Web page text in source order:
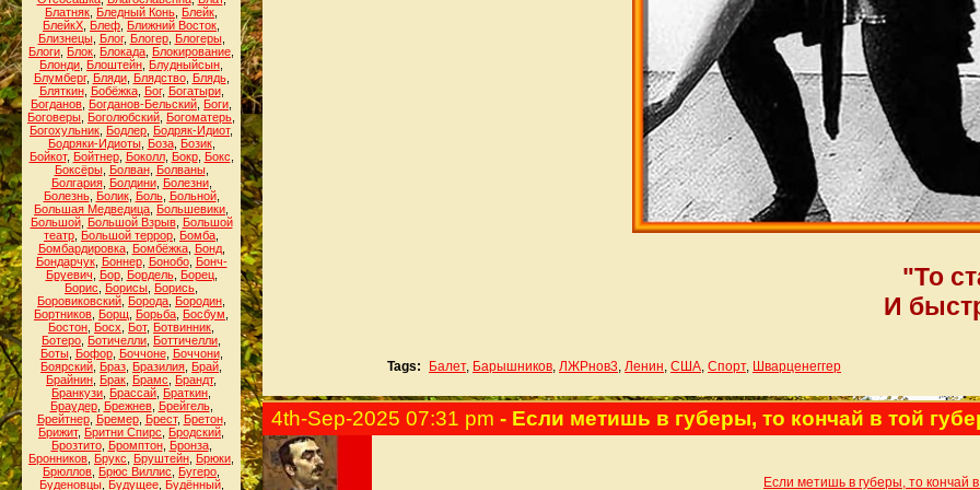
Блатняк Бледный Конь Блейк
БлейкХ Блеф Ближний Восток
Близнецы, Блог, Блогер, Блогеры,
Блоги Блок Блокада Блокирование
Блонди Блоштейн Блудныйсын
Блумберг, Бляди, Блядство, Блядь,
Бляткин, Бобёжка, Бог, Богатыри,
Богданов Богданов-Бельский Боги
Боговеры Боголюбский Богоматерь
Богохульник Бодлер Бодряк-Идиот,
Бодряки-Идиоты, Боза, Бозик,
Бойкот, Бойтнер, Боколл, Бокр, Бокс
Боксёры, Болван, Болваны,
Болгария, Болдини, Болезни,
Болезнь, Болик, Боль, Больной,
Большая Медведица Большевики
Большой, Большой Взрыв, Большой
театр Большой террор Бомба
Бомбардировка, Бомбёжка, Бонд,
Бондарчук, Боннер, Бонобо, Бонч-
Бруевич
Бор, Бордель, Борец,
Борис
Борисы Борись
Боровиковский Борода Бородин
Бортников Борщ Борьба Босбум
Бостон Босх Бот, Ботвинник
Ботеро Ботичелли Боттичелли
Боты, Бофор, Боччоне, Боччони,
Боярский Браз Бразилия Брай
Брайнин Брак Брамс Брандт,
Бранкузи Брассай Браткин
Браудер, Брежнев, Брейгель,
Брейтнер, Бремер, Брест, Бретон,
Брижит, Бритни Спирс Бродский
Брозтито, Бромптон, Бронза,
Бронников Брукс Бруштейн Брюки
Брюллов Брюс Виллис Бугеро
Буденовцы, Будущее, Будённый,
"То
И
Tags: Балет, Барышников, ЛЖРнов3, Ленин, США, Спорт, Шварценеггер
4th-Sep-2025 07:31 pm - Если метишь в губеры, то кончай в той
Если метишь в губеры, то